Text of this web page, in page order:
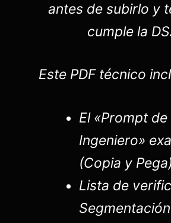
antes de subirlo y
cumple la
Este PDF técnico
El «Prompt de
Ingeniero»
(Copia y
Lista de
Segmentación